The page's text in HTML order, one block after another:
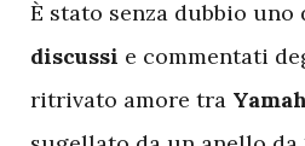
È stato senza dubbio uno
discussi e commentati
ritrivato amore tra